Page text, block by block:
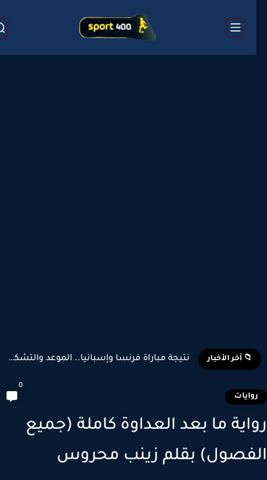
📁 آخر الأخبار نتيجة مباراة فرنسا وإسبانيا.. الموعد والتشكيل المتوقع وأبرز اللاعبين...
ما بعد العداوة كاملة (جميع
بقلم زينب محروس